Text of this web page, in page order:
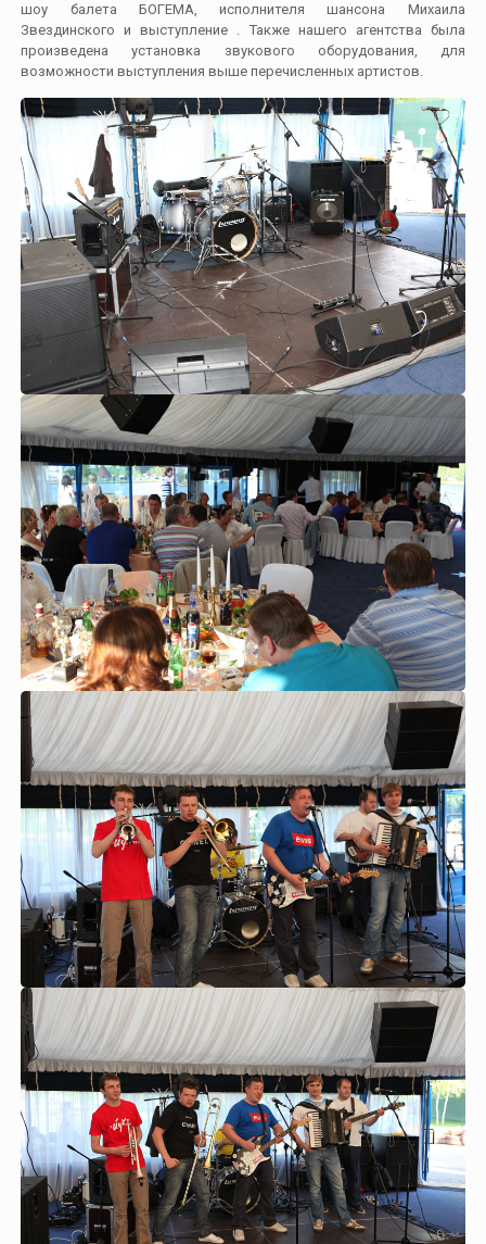
шоу балета БОГЕМА, исполнителя шансона Михаила
Звездинского и выступление . Также нашего агентства была
произведена установка звукового оборудования, для
возможности выступления выше перечисленных артистов.